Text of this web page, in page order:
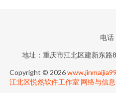
电话
地址：重庆市江北区建新东路
Copyright © 2026
江北区悦然软件工作室 网络与信